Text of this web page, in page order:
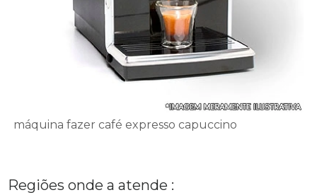
máquina fazer café expresso capuccino
Regiões onde a atende :